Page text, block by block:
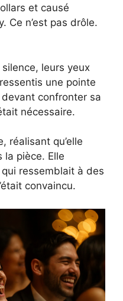
et causé
Ce n’est pas drôle.
leurs yeux
une pointe
confronter sa
nécessaire.
réalisant qu’elle
la pièce. Elle
ressemblait à des
convaincu.